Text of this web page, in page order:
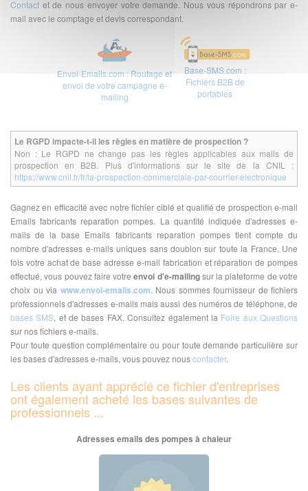
Contact et de nous envoyer votre demande. Nous vous répondrons par e-
mail avec le comptage et devis correspondant.
Envoi-Emails.com : Routage et
envoi de votre campagne e-
mailing
Base-SMS.com :
Fichiers B2B de
portables
Le RGPD impacte-t-il les règles en matière de prospection ?
Non : Le RGPD ne change pas les règles applicables aux mails de
prospection en B2B. Plus d'informations sur le site de la CNIL :
https://www.cnil.fr/fr/la-prospection-commerciale-par-courrier-electronique
Gagnez en efficacité avec notre fichier ciblé et qualifié de prospection e-mail
Emails fabricants reparation pompes. La quantité indiquée d'adresses e-
mails de la base Emails fabricants reparation pompes tient compte du
nombre d'adresses e-mails uniques sans doublon sur toute la France. Une
fois votre achat de base adresse e-mail fabrication et réparation de pompes
effectué, vous pouvez faire votreenvoi d'e-mailingsur la plateforme de votre
choix ou via www.envoi-emails.com. Nous sommes fournisseur de fichiers
professionnels d'adresses e-mails mais aussi des numéros de téléphone, de
bases SMS, et de bases FAX. Consultez également la Foire aux Questions
sur nos fichiers e-mails.
Pour toute question complémentaire ou pour toute demande particulière sur
les bases d'adresses e-mails, vous pouvez nouscontacter.
Les clients ayant apprécié ce fichier d'entreprises
ont également acheté les bases suivantes de
professionnels ...
Adresses emails des pompes à chaleur